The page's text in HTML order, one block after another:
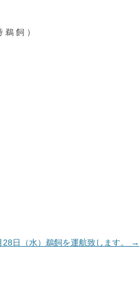
飼 ）
28日（水）鵜飼を運航致します。 →